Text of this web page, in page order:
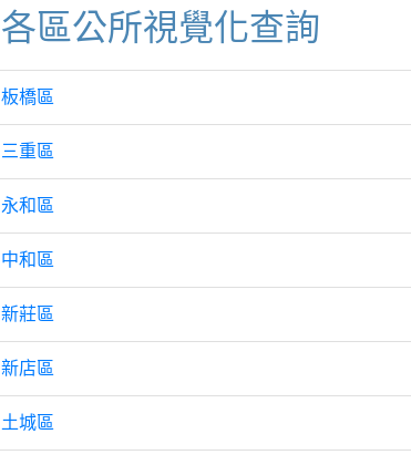
各區公所視覺化查詢
板橋區
三重區
永和區
中和區
新莊區
新店區
土城區